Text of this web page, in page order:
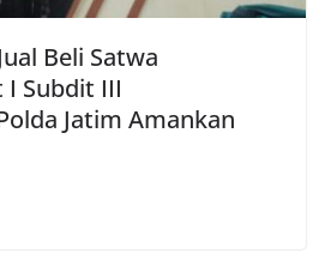
Beli Satwa
Subdit III
Jatim Amankan